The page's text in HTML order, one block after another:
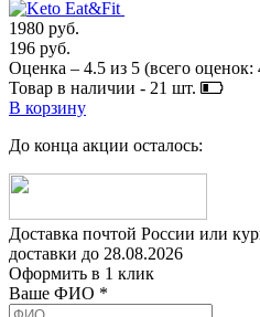
1980 руб.
196 руб.
Оценка – 4.5 из 5 (всего оценок:
Товар в наличии - 21 шт.
В корзину
До конца акции осталось:
Доставка почтой России или
доставки до 28.08.2026
Оформить в 1 клик
Ваше ФИО *